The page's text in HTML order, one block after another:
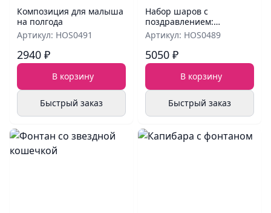
Композиция для малыша
на полгода
Артикул: HOS0491
2940 ₽
В корзину
Быстрый заказ
Набор шаров с
поздравлением:
кремовая гамма с
контрастом
Артикул: HOS0489
5050 ₽
В корзину
Быстрый заказ